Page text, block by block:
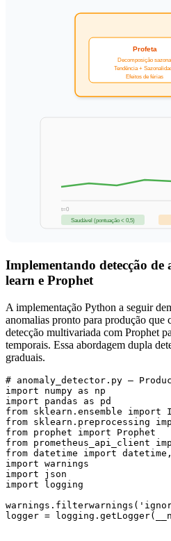
Profeta
Decomposição
Tendência +
Efeitos de férias
t=0
Saudável (pontuação < 0,5)
Implementando detecção de
learn e Prophet
A implementação Python a seguir
anomalias pronto para produção que
detecção multivariada com Prophet
temporais. Essa abordagem dupla
graduais.
# anomaly_detector.py —
import numpy as np
import pandas as pd
from sklearn.ensemble import
from sklearn.preprocessing
from prophet import Prophet
from prometheus_api_client
from datetime import
import warnings
import json
import logging
logger =